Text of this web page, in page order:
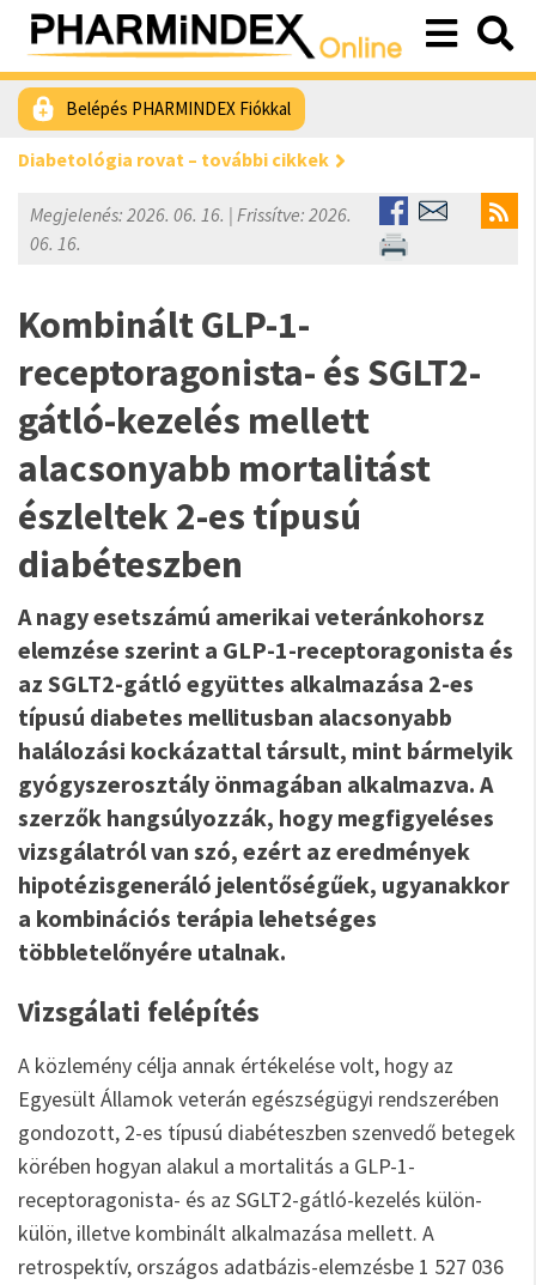
Belépés PHARMINDEX Fiókkal
Diabetológia rovat – további cikkek
Megjelenés: 2026. 06. 16. | Frissítve: 2026.
06. 16.
Kombinált GLP-1-
receptoragonista- és SGLT2-
gátló-kezelés mellett
alacsonyabb mortalitást
észleltek 2-es típusú
diabéteszben
A nagy esetszámú amerikai veteránkohorsz
elemzése szerint a GLP-1-receptoragonista és
az SGLT2-gátló együttes alkalmazása 2-es
típusú diabetes mellitusban alacsonyabb
halálozási kockázattal társult, mint bármelyik
gyógyszerosztály önmagában alkalmazva. A
szerzők hangsúlyozzák, hogy megfigyeléses
vizsgálatról van szó, ezért az eredmények
hipotézisgeneráló jelentőségűek, ugyanakkor
a kombinációs terápia lehetséges
többletelőnyére utalnak.
Vizsgálati felépítés
A közlemény célja annak értékelése volt, hogy az
Egyesült Államok veterán egészségügyi rendszerében
gondozott, 2-es típusú diabéteszben szenvedő betegek
körében hogyan alakul a mortalitás a GLP-1-
receptoragonista- és az SGLT2-gátló-kezelés külön-
külön, illetve kombinált alkalmazása mellett. A
retrospektív, országos adatbázis-elemzésbe 1 527 036